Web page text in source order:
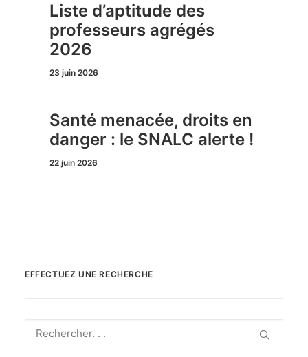
Liste d’aptitude des
professeurs agrégés
2026
23 juin 2026
Santé menacée, droits en
danger : le SNALC alerte !
22 juin 2026
EFFECTUEZ UNE RECHERCHE